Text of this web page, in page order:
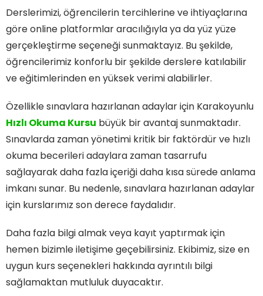
Derslerimizi, öğrencilerin tercihlerine ve ihtiyaçlarına
göre online platformlar aracılığıyla ya da yüz yüze
gerçekleştirme seçeneği sunmaktayız. Bu şekilde,
öğrencilerimiz konforlu bir şekilde derslere katılabilir
ve eğitimlerinden en yüksek verimi alabilirler.
Özellikle sınavlara hazırlanan adaylar için Karakoyunlu
Hızlı Okuma Kursu büyük bir avantaj sunmaktadır.
Sınavlarda zaman yönetimi kritik bir faktördür ve hızlı
okuma becerileri adaylara zaman tasarrufu
sağlayarak daha fazla içeriği daha kısa sürede anlama
imkanı sunar. Bu nedenle, sınavlara hazırlanan adaylar
için kurslarımız son derece faydalıdır.
Daha fazla bilgi almak veya kayıt yaptırmak için
hemen bizimle iletişime geçebilirsiniz. Ekibimiz, size en
uygun kurs seçenekleri hakkında ayrıntılı bilgi
sağlamaktan mutluluk duyacaktır.